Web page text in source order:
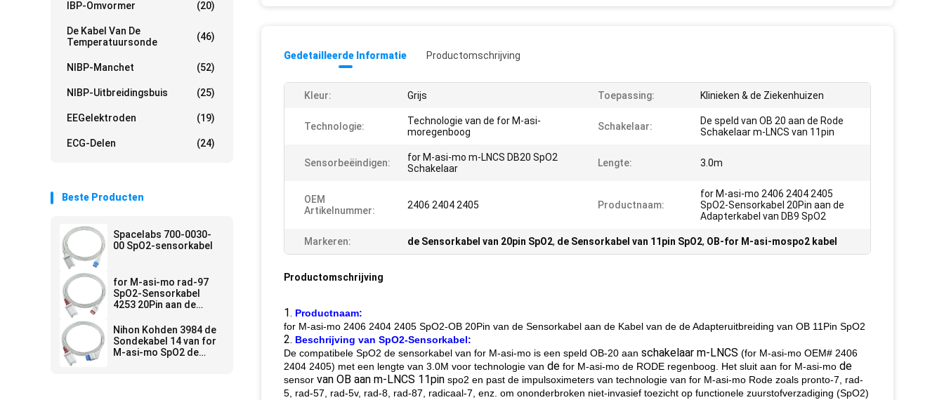
IBP-Omvormer (20)
De Kabel Van De
Temperatuursonde
(46)
NIBP-Manchet (52)
NIBP-Uitbreidingsbuis (25)
EEGelektroden (19)
ECG-Delen (24)
Beste Producten
Spacelabs 700-0030-
00 SpO2-sensorkabel
for M-asi-mo rad-97
SpO2-Sensorkabel
4253 20Pin aan de
SpO2
Nihon Kohden 3984 de
Sondekabel 14 van for
M-asi-mo SpO2 de
Gedetailleerde Informatie Productomschrijving
Kleur: Grijs Toepassing: Klinieken & de Ziekenhuizen
Technologie:
Technologie van de for M-asi-
moregenboog
Schakelaar:
De speld van OB 20 aan de Rode
Schakelaar m-LNCS van 11pin
Sensorbeëindigen:
for M-asi-mo m-LNCS DB20 SpO2
Schakelaar
Lengte: 3.0m
OEM
Artikelnummer:
2406 2404 2405 Productnaam:
for M-asi-mo 2406 2404 2405
SpO2-Sensorkabel 20Pin aan de
Adapterkabel van DB9 SpO2
Markeren: de Sensorkabel van 20pin SpO2, de Sensorkabel van 11pin SpO2, OB-for M-asi-mospo2 kabel
Productomschrijving
1. Productnaam:
for M-asi-mo 2406 2404 2405 SpO2-OB 20Pin van de Sensorkabel aan de Kabel van de de Adapteruitbreiding van OB 11Pin SpO2
2. Beschrijving van SpO2-Sensorkabel:
De compatibele SpO2 de sensorkabel van for M-asi-mo is een speld OB-20 aan schakelaar m-LNCS (for M-asi-mo OEM# 2406
2404 2405) met een lengte van 3.0M voor technologie van de for M-asi-mo de RODE regenboog. Het sluit aan for M-asi-mo de
sensor van OB aan m-LNCS 11pin spo2 en past de impulsoximeters van technologie van for M-asi-mo Rode zoals pronto-7, rad-
5, rad-57, rad-5v, rad-8, rad-87, radicaal-7, enz. om ononderbroken niet-invasief toezicht op functionele zuurstofverzadiging (SpO2)